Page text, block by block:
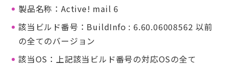
製品名称：Active! mail 6
該当ビルド番号：BuildInfo : 6.60.06008562 以前
の全てのバージョン
該当OS：上記該当ビルド番号の対応OSの全て